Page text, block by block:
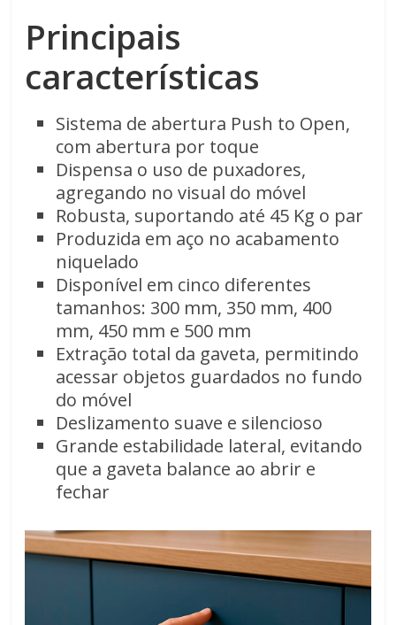
Principais
características
Sistema de abertura Push to Open,
com abertura por toque
Dispensa o uso de puxadores,
agregando no visual do móvel
Robusta, suportando até 45 Kg o par
Produzida em aço no acabamento
niquelado
Disponível em cinco diferentes
tamanhos: 300 mm, 350 mm, 400
mm, 450 mm e 500 mm
Extração total da gaveta, permitindo
acessar objetos guardados no fundo
do móvel
Deslizamento suave e silencioso
Grande estabilidade lateral, evitando
que a gaveta balance ao abrir e
fechar